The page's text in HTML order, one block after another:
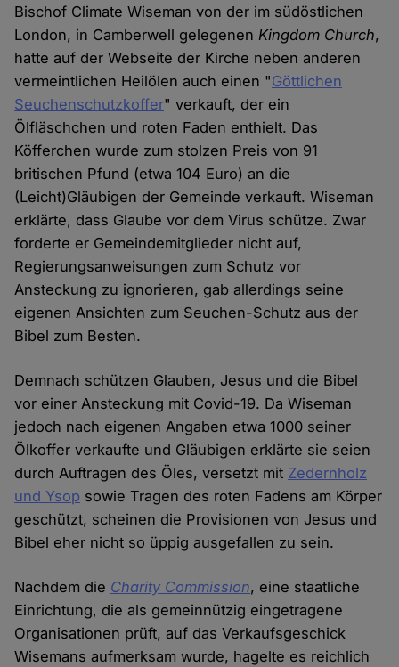
Bischof Climate Wiseman von der im südöstlichen
London, in Camberwell gelegenenKingdom Church,
hatte auf der Webseite der Kirche neben anderen
vermeintlichen Heilölen auch einen "Göttlichen
Seuchenschutzkoffer" verkauft, der ein
Ölfläschchen und roten Faden enthielt. Das
Köfferchen wurde zum stolzen Preis von 91
britischen Pfund (etwa 104 Euro) an die
(Leicht)Gläubigen der Gemeinde verkauft. Wiseman
erklärte, dass Glaube vor dem Virus schütze. Zwar
forderte er Gemeindemitglieder nicht auf,
Regierungsanweisungen zum Schutz vor
Ansteckung zu ignorieren, gab allerdings seine
eigenen Ansichten zum Seuchen-Schutz aus der
Bibel zum Besten.
Demnach schützen Glauben, Jesus und die Bibel
vor einer Ansteckung mit Covid-19. Da Wiseman
jedoch nach eigenen Angaben etwa 1000 seiner
Ölkoffer verkaufte und Gläubigen erklärte sie seien
durch Auftragen des Öles, versetzt mit Zedernholz
und Ysop sowie Tragen des roten Fadens am Körper
geschützt, scheinen die Provisionen von Jesus und
Bibel eher nicht so üppig ausgefallen zu sein.
Nachdem die Charity Commission, eine staatliche
Einrichtung, die als gemeinnützig eingetragene
Organisationen prüft, auf das Verkaufsgeschick
Wisemans aufmerksam wurde, hagelte es reichlich